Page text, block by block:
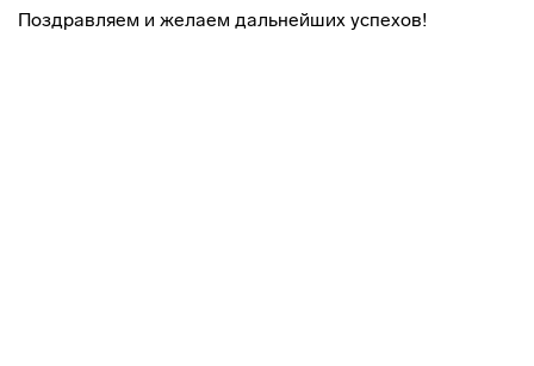
Поздравляем и желаем дальнейших успехов!